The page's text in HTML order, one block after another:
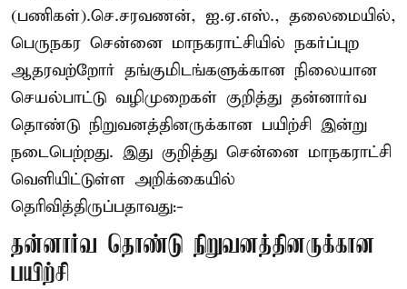
(பணிகள்).செ.சரவணன், ஐ.ஏ.எஸ்., தலைமையில்,
பெருநகர சென்னை மாநகராட்சியில் நகர்ப்புற
ஆதரவற்றோர் தங்குமிடங்களுக்கான நிலையான
செயல்பாட்டு வழிமுறைகள் குறித்து தன்னார்வ
தொண்டு நிறுவனத்தினருக்கான பயிற்சி இன்று
நடைபெற்றது. இது குறித்து சென்னை மாநகராட்சி
வெளியிட்டுள்ள அறிக்கையில்
தெரிவித்திருப்பதாவது:-
தன்னார்வ தொண்டு நிறுவனத்தினருக்கான
பயிற்சி